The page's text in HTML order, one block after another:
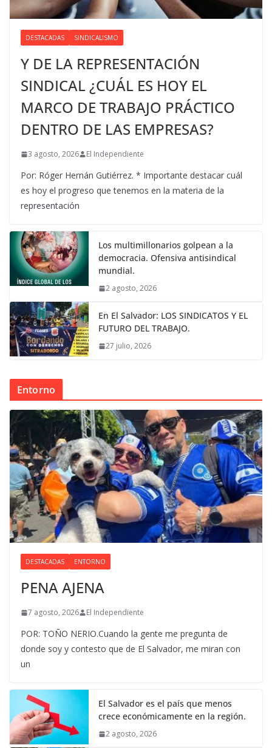
DESTACADAS SINDICALISMO
Y DE LA REPRESENTACIÓN
SINDICAL ¿CUÁL ES HOY EL
MARCO DE TRABAJO PRÁCTICO
DENTRO DE LAS EMPRESAS?
3 agosto, 2026 El Independiente
Por: Róger Hernán Gutiérrez. * Importante destacar cuál
es hoy el progreso que tenemos en la materia de la
representación
Los multimillonarios golpean a la
democracia. Ofensiva antisindical
mundial.
2 agosto, 2026
En El Salvador: LOS SINDICATOS Y EL
FUTURO DEL TRABAJO.
27 julio, 2026
Entorno
DESTACADAS ENTORNO
PENA AJENA
7 agosto, 2026 El Independiente
POR: TOÑO NERIO.Cuando la gente me pregunta de
donde soy y contesto que de El Salvador, me miran con
un
El Salvador es el país que menos
crece económicamente en la región.
2 agosto, 2026